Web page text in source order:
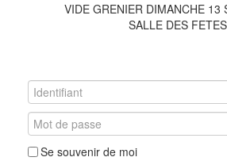
VIDE GRENIER DIMANCHE 13
SALLE DES FETES
Se souvenir de moi